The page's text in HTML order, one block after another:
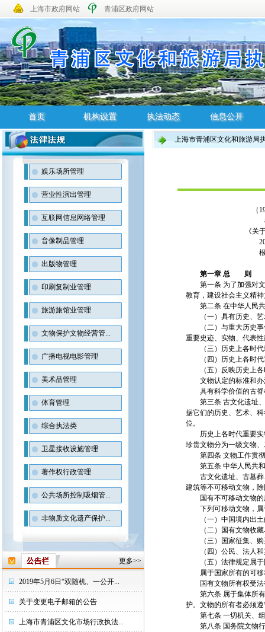
上海市政府网站 青浦区政府网站
首页
首页
机构设置
机构设置
执法动态
执法动态
信息公开
信息公开
娱乐场所管理
营业性演出管理
互联网信息网络管理
音像制品管理
出版物管理
印刷复制业管理
旅游旅馆业管理
文物保护文物经营管...
广播电视电影管理
美术品管理
体育管理
综合执法类
卫星接收设施管理
著作权行政管理
公共场所控制吸烟管...
非物质文化遗产保护...
更多>>
2019年5月6日“双随机、一公开...
关于变更电子邮箱的公告
上海市青浦区文化市场行政执法...
上海市青浦区文化和旅游局
（
《关
第一章 总 则
第一条 为了加强对文
教育，建设社会主义精
第二条 在中华人民共
（一）具有历史、艺
（二）与重大历史事
重要史迹、实物、代表
（三）历史上各时代
（四）历史上各时代
（五）反映历史上各
文物认定的标准和办
具有科学价值的古脊
第三条 古文化遗址、
据它们的历史、艺术、
位。
历史上各时代重要实
珍贵文物分为一级文物
第四条 文物工作贯彻
第五条 中华人民共和
古文化遗址、古墓葬
建筑等不可移动文物，
国有不可移动文物的
下列可移动文物，属
（一）中国境内出土
（二）国有文物收藏
（三）国家征集、购
（四）公民、法人和
（五）法律规定属于
属于国家所有的可移
国有文物所有权受法
第六条 属于集体所有
护。文物的所有者必须
第七条 一切机关、组
第八条 国务院文物行